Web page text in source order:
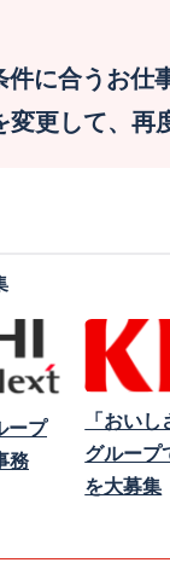
件に合うお仕
変更して、再
ープ
務
「おい
グループ
を大募集